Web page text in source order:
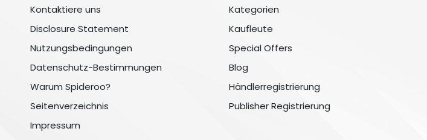
Kontaktiere uns
Disclosure Statement
Nutzungsbedingungen
Datenschutz-Bestimmungen
Warum Spideroo?
Seitenverzeichnis
Impressum
Kategorien
Kaufleute
Special Offers
Blog
Händlerregistrierung
Publisher Registrierung